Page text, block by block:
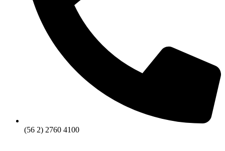
(56 2) 2760 4100